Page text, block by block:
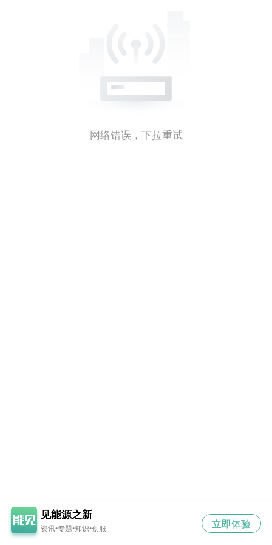
网络错误，下拉重试
见能源之新
资讯•专题•知识•创服 立即体验